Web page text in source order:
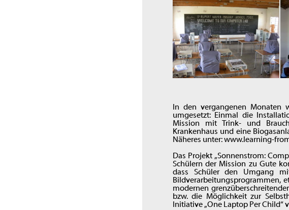
In den vergangenen Monaten
umgesetzt: Einmal die
Mission mit Trink- und
Krankenhaus und eine
Näheres unter: www.learning-
Das Projekt „Sonnenstrom:
Schülern der Mission zu Gute
dass Schüler den Umgang
Bildverarbeitungsprogrammen,
modernen
bzw. die Möglichkeit zur
Initiative „One Laptop Per